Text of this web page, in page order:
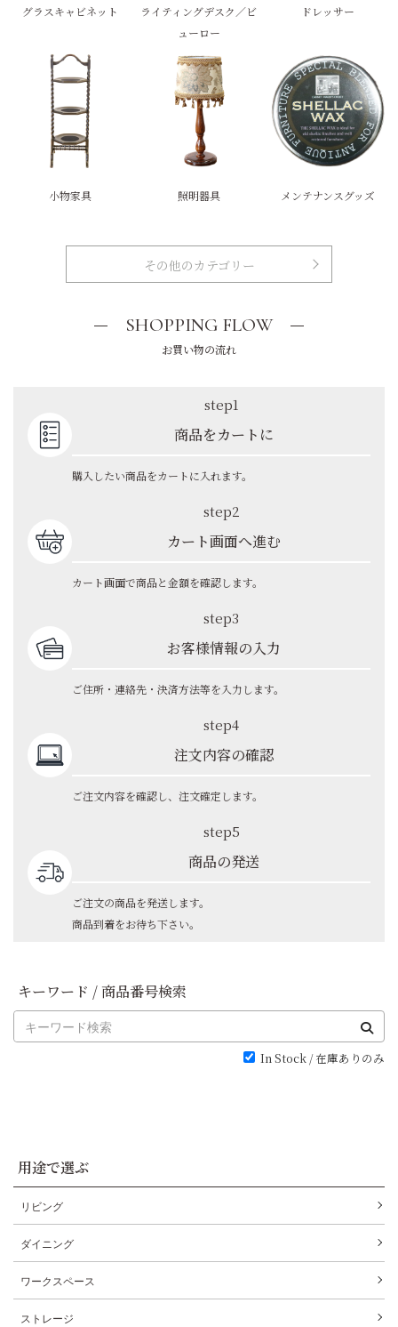
グラスキャビネット
ライティングデスク／ビ
ューロー
ドレッサー
小物家具 照明器具 メンテナンスグッズ
その他のカテゴリー
SHOPPING FLOW
お買い物の流れ
step1
商品をカートに
購入したい商品をカートに入れます。
step2
カート画面へ進む
カート画面で商品と金額を確認します。
step3
お客様情報の入力
ご住所・連絡先・決済方法等を入力します。
step4
注文内容の確認
ご注文内容を確認し、注文確定します。
step5
商品の発送
ご注文の商品を発送します。
商品到着をお待ち下さい。
キーワード / 商品番号検索
In Stock / 在庫ありのみ
用途で選ぶ
リビング
ダイニング
ワークスペース
ストレージ